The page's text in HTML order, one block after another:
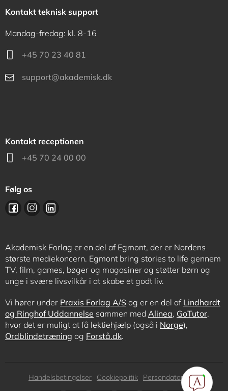
Kontakt teknisk support
Mandag-fredag: kl. 8-16
+45 70 23 40 81
support@akademisk.dk
Kontakt receptionen
+45 70 24 00 00
Følg os
Akademisk Forlag er en del af Egmont, der er Nordens
største mediekoncern. Egmont bring stories to life gennem
TV, film, games, bøger og magasiner og støtter børn og
unge i svære livsvilkår i at skabe et godt liv.
Vi hører under Praxis Forlag A/S og er en del af Lindhardt
og Ringhof Uddannelse sammen med Alinea, GoTutor,
hvor det er muligt at få lektiehjælp (også i Norge),
Ordblindetræning og Forstå.dk.
Subfooter
Handelsbetingelser Cookiepolitik
Persondatapolitik